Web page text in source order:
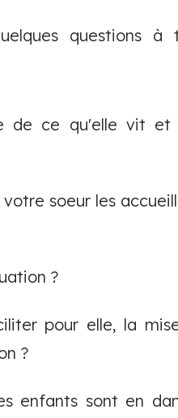
questions à
de ce qu'elle vit et
soeur les
?
pour elle, la
?
enfants sont en